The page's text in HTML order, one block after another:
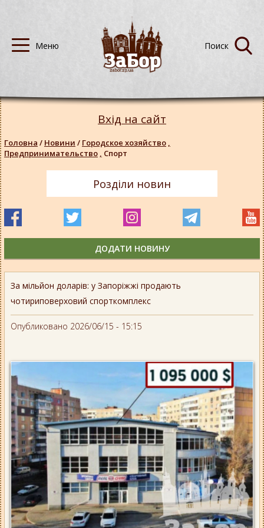
За мільйон доларів: у Запоріжжі продають
чотириповерховий спорткомплекс
Опубликовано 2026/06/15 - 15:15
Вхід на сайт
Головна / Новини / Городское хозяйство ,
Предпринимательство , Спорт
Розділи новин
ДОДАТИ НОВИНУ